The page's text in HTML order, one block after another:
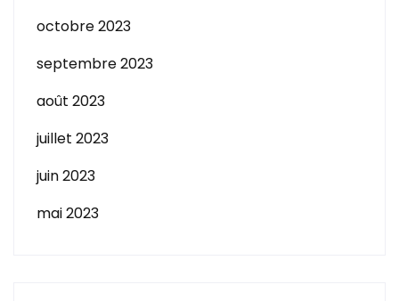
octobre 2023
septembre 2023
août 2023
juillet 2023
juin 2023
mai 2023